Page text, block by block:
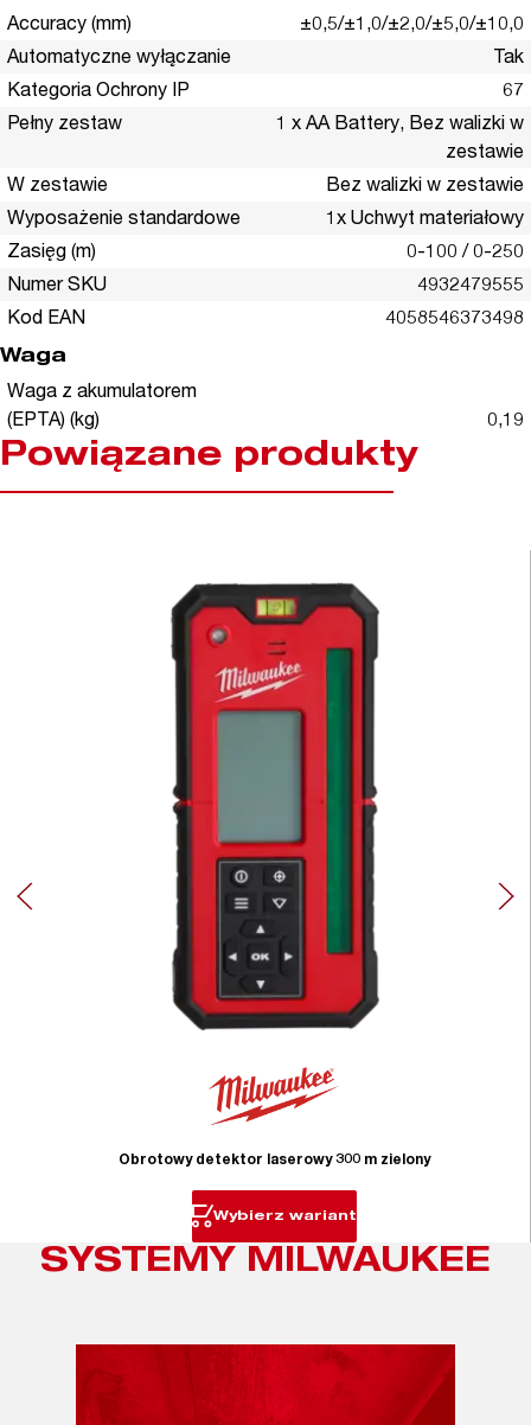
Accuracy (mm)
±0,5/±1,0/±2,0/±5,0/±10,0
Automatyczne wyłączanie
Tak
Kategoria Ochrony IP
67
Pełny zestaw
1 x AA Battery, Bez walizki w
zestawie
W zestawie
Bez walizki w zestawie
Wyposażenie standardowe
1x Uchwyt materiałowy
Zasięg (m)
0-100 / 0-250
Numer SKU
4932479555
Kod EAN
4058546373498
Waga
Waga z akumulatorem
(EPTA) (kg)
0,19
Powiązane produkty
Obrotowy detektor laserowy 300 m zielony
Wybierz wariant
SYSTEMY MILWAUKEE